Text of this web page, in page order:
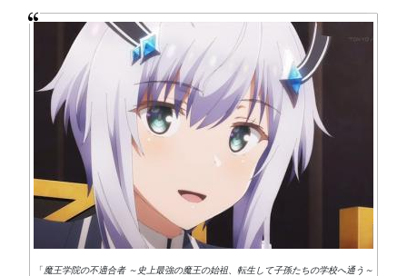
「魔王学院の不適合者 ～史上最強の魔王の始祖、転生して子孫たちの学校へ通う～